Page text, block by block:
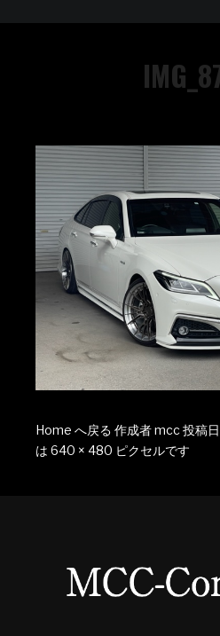
Home へ戻る 作成者mcc投稿日
は 640 × 480 ピクセルです